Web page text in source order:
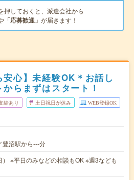
押しておくと、派遣会社から
「応募歓迎」 が届きます！
安心】未経験OK＊お話し
らまずはスタート！
給あり 土日祝日が休み WEB登録OK
豊沼駅から---分
） ※平日のみなどの相談もOK ※週3なども